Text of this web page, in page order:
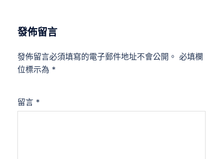
發佈留言
發佈留言必須填寫的電子郵件地址不會公開。 必填欄
位標示為 *
留言 *